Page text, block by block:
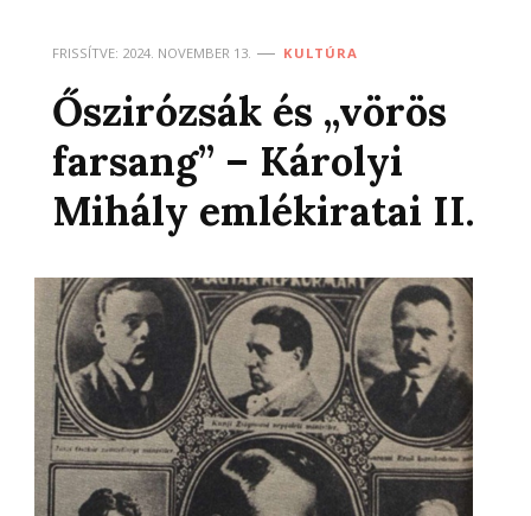
FRISSÍTVE: 2024. NOVEMBER 13. KULTÚRA
Őszirózsák és „vörös
farsang” – Károlyi
Mihály emlékiratai II.